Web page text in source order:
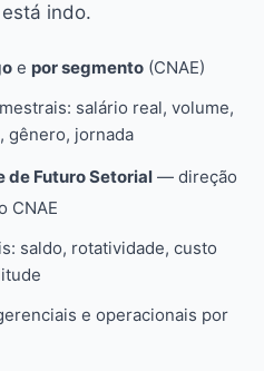
indo.
e por segmento (CNAE)
salário real, volume,
gênero, jornada
de Futuro Setorial — direção
CNAE
saldo, rotatividade, custo
e operacionais por